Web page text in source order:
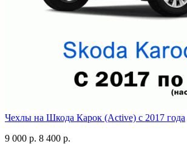
Чехлы на Шкода Карок (Active) с 2017 года
9 000 р. 8 400 р.